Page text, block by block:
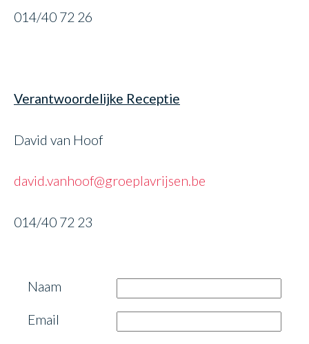
014/40 72 26
Verantwoordelijke Receptie
David van Hoof
david.vanhoof@groeplavrijsen.be
014/40 72 23
Naam
Email